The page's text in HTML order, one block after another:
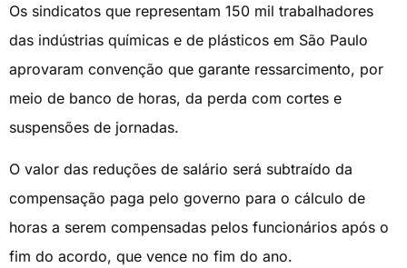
Os sindicatos que representam 150 mil trabalhadores
das indústrias químicas e de plásticos em São Paulo
aprovaram convenção que garante ressarcimento, por
meio de banco de horas, da perda com cortes e
suspensões de jornadas.
O valor das reduções de salário será subtraído da
compensação paga pelo governo para o cálculo de
horas a serem compensadas pelos funcionários após o
fim do acordo, que vence no fim do ano.